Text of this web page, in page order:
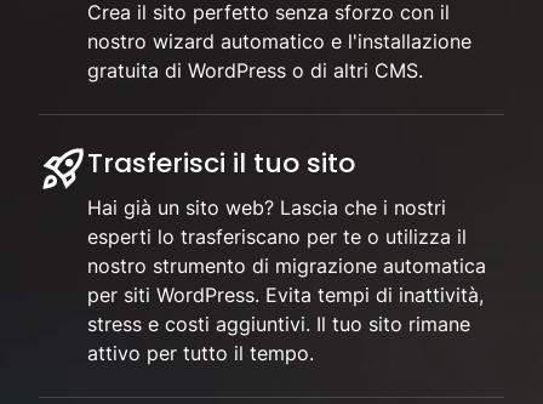
Crea il sito perfetto senza sforzo con il
nostro wizard automatico e l'installazione
gratuita di WordPress o di altri CMS.
Trasferisci il tuo sito
Hai già un sito web? Lascia che i nostri
esperti lo trasferiscano per te o utilizza il
nostro strumento di migrazione automatica
per siti WordPress. Evita tempi di inattività,
stress e costi aggiuntivi. Il tuo sito rimane
attivo per tutto il tempo.